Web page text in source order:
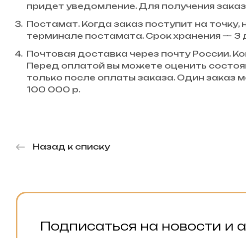
придет уведомление. Для получения
Постамат. Когда заказ поступит на
терминале постамата. Срок хранения — 3
Почтовая доставка через почту России.
Перед оплатой вы можете оценить
только после оплаты заказа. Один
100 000 р.
Назад к списку
Подписаться на новости и